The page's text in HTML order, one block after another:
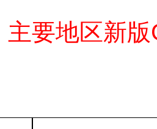
主要地区新